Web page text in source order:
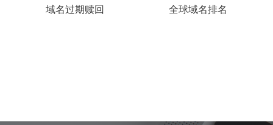
域名过期赎回 全球域名排名